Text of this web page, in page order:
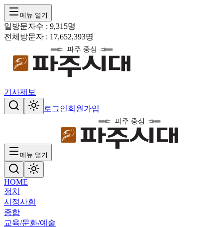
메뉴 열기
일방문자수 : 9,315명
전체방문자 : 17,652,393명
기사제보
로그인회원가입
메뉴 열기
HOME
정치
시정사회
종합
교육/문화/예술